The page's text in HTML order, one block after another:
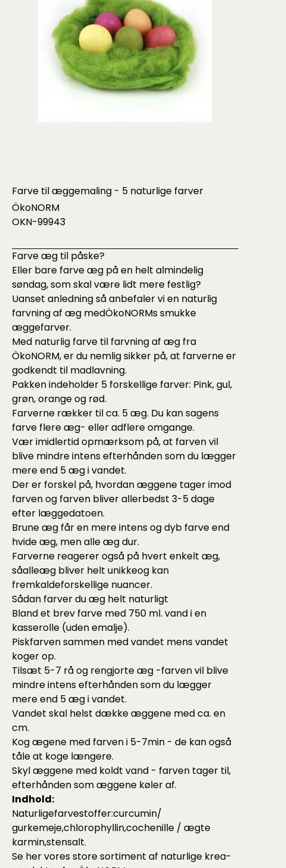
Farve til æggemaling - 5 naturlige farver
ÖkoNORM
OKN-99943
Farve æg til påske?
Eller bare farve æg på en helt almindelig
søndag, som skal være lidt mere festlig?
Uanset anledning så anbefaler vi en naturlig
farvning af æg medÖkoNORMs smukke
æggefarver.
Med naturlig farve til farvning af æg fra
ÖkoNORM, er du nemlig sikker på, at farverne er
godkendt til madlavning.
Pakken indeholder 5 forskellige farver: Pink, gul,
grøn, orange og rød.
Farverne rækker til ca. 5 æg. Du kan sagens
farve flere æg- eller adflere omgange.
Vær imidlertid opmærksom på, at farven vil
blive mindre intens efterhånden som du lægger
mere end 5 æg i vandet.
Der er forskel på, hvordan æggene tager imod
farven og farven bliver allerbedst 3-5 dage
efter læggedatoen.
Brune æg får en mere intens og dyb farve end
hvide æg, men alle æg dur.
Farverne reagerer også på hvert enkelt æg,
såalleæg bliver helt unikkeog kan
fremkaldeforskellige nuancer.
Sådan farver du æg helt naturligt
Bland et brev farve med 750 ml. vand i en
kasserolle (uden emalje).
Piskfarven sammen med vandet mens vandet
koger op.
Tilsæt 5-7 rå og rengjorte æg -farven vil blive
mindre intens efterhånden som du lægger
mere end 5 æg i vandet.
Vandet skal helst dække æggene med ca. en
cm.
Kog ægene med farven i 5-7min - de kan også
tåle at koge længere.
Skyl æggene med koldt vand - farven tager til,
efterhånden som æggene køler af.
Indhold:
Naturligefarvestoffer:curcumin/
gurkemeje,chlorophyllin,cochenille / ægte
karmin,stensalt.
Se her vores store sortiment af naturlige krea-